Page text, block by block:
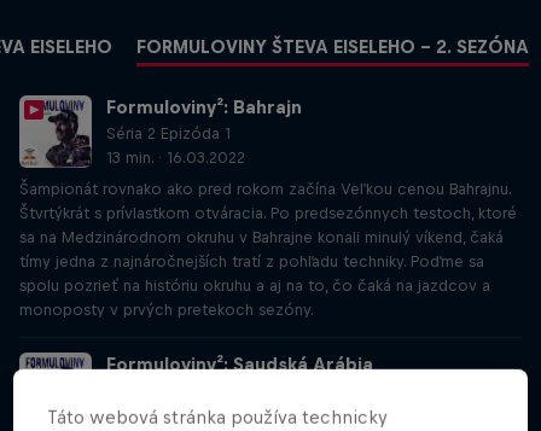
EISELEHO FORMULOVINY ŠTEVA EISELEHO – 2. SEZÓNA
Formuloviny²: Bahrajn
Séria 2 Epizóda 1
13 min. · 16.03.2022
Šampionát rovnako ako pred rokom začína Veľkou cenou Bahrajnu.
Štvrtýkrát s prívlastkom otváracia. Po predsezónnych testoch, ktoré
sa na Medzinárodnom okruhu v Bahrajne konali minulý víkend, čaká
tímy jedna z najnáročnejších tratí z pohľadu techniky. Poďme sa
spolu pozrieť na históriu okruhu a aj na to, čo čaká na jazdcov a
monoposty v prvých pretekoch sezóny.
Formuloviny²: Saudská Arábia
12 min. · 23.03.2022
Táto webová stránka používa technicky